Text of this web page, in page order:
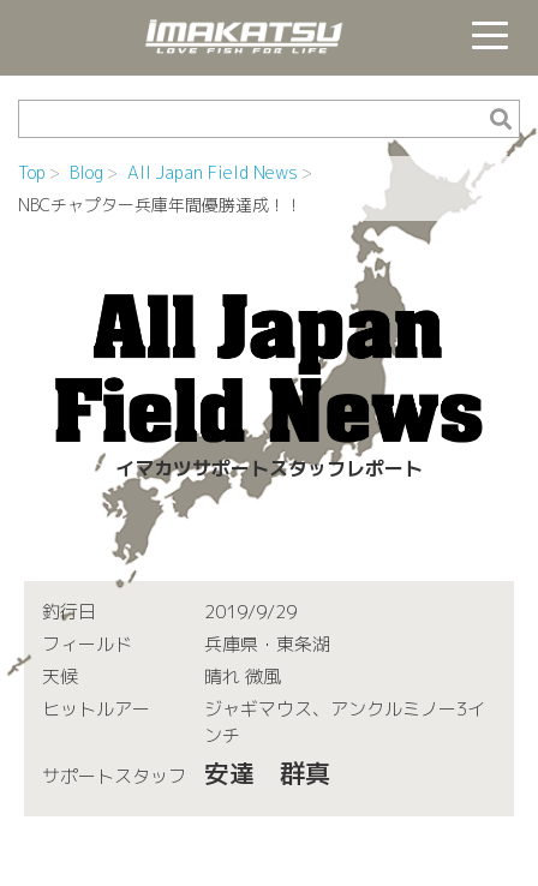
Top Blog
All Japan Field News
NBCチャプター兵庫年間優勝達成！！
イマカツサポートスタッフレポート
釣行日
2019/9/29
フィールド
兵庫県・東条湖
天候
晴れ 微風
ヒットルアー
ジャギマウス、アンクルミノー3イ
ンチ
サポートスタッフ
安達 群真